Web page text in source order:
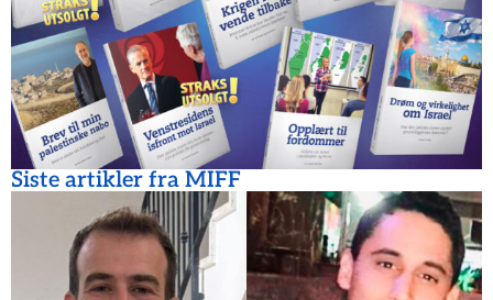
Siste artikler fra MIFF